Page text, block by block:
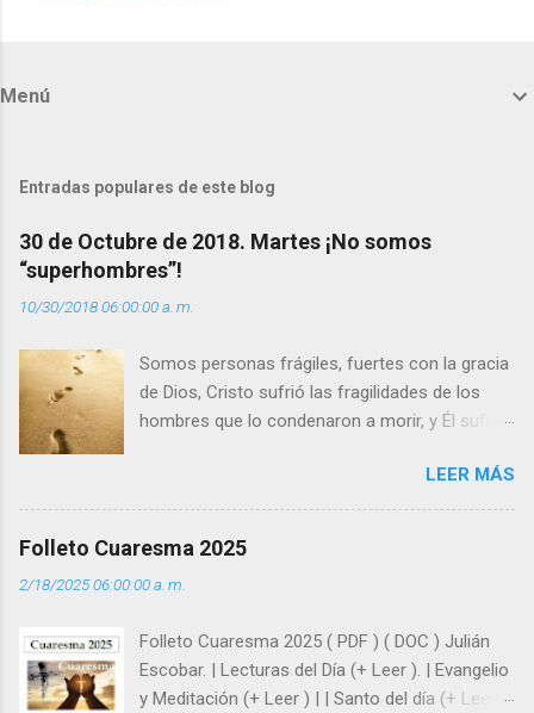
t
r
i
o
s
Menú
Entradas populares de este blog
30 de Octubre de 2018. Martes ¡No somos
“superhombres”!
10/30/2018 06:00:00 a. m.
Somos personas frágiles, fuertes con la gracia
de Dios, Cristo sufrió las fragilidades de los
hombres que lo condenaron a morir, y Él sufrió
enseña Jesucristo? Que, si seguimos sus
huellas, sin ser superhombres, podemos
siempre está pendiente de nosotros. Amar es
y protegidos por nosotros. “ Señor, soy un
árbol sin frutos, pero tú me das la savia para
que al menos mis ramas y hojas den sombra
LEER MÁS
Folleto Cuaresma 2025
2/18/2025 06:00:00 a. m.
Folleto Cuaresma 2025 ( PDF ) ( DOC ) Julián
Escobar. | Lecturas del Día (+ Leer ). | Evangelio
y Meditación (+ Leer ) | | Santo del día (+ Leer )